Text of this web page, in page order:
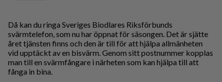
Då kan du ringa Sveriges Biodlares Riksförbunds
svärmtelefon, som nu har öppnat för säsongen. Det är sjätte
året tjänsten finns och den är till för att hjälpa allmänheten
vid upptäckt av en bisvärm. Genom sitt postnummer kopplas
man till en svärmfångare i närheten som kan hjälpa till att
fånga in bina.